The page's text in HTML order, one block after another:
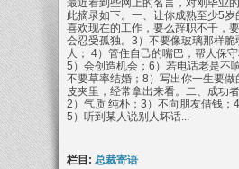
最近看到些网上的名言，对刚毕业
此摘录如下。一、让你成熟至少5
喜欢现在的工作，要么辞职不干，
会忍受孤独。3）不要像玻璃那样脆
人； 4）管住自己的嘴巴，帮人保
5）会创造机会；6）若电话老是不
不要草率结婚；8）写出你一生要
皮夹里，经常拿出来看。二、成功
2）气质 纯朴；3）不向朋友借钱；
5）听到某人说别人坏话...
栏目: 总裁寄语